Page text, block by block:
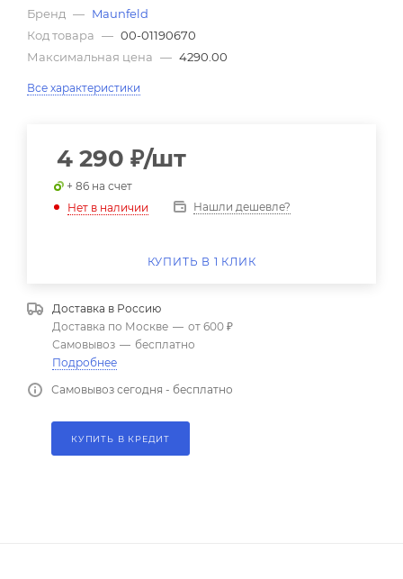
Бренд — Maunfeld
Код товара — 00-01190670
Максимальная цена — 4290.00
Все характеристики
4 290 ₽/шт
+ 86 на счет
Нет в наличии
Нашли дешевле?
КУПИТЬ В 1 КЛИК
Доставка в Россию
Доставка по Москве — от 600 ₽
Самовывоз — бесплатно
Подробнее
Самовывоз сегодня - бесплатно
КУПИТЬ В КРЕДИТ